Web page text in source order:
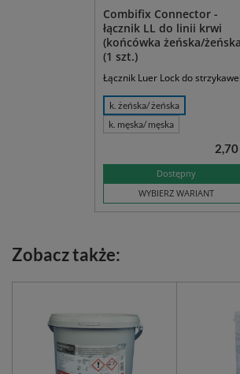
Combifix Connector -
łącznik LL do linii krwi
(końcówka żeńska/
(1 szt.)
Łącznik Luer Lock do
k. żeńska/ żeńska
k. męska/ męska
Dostępny
WYBIERZ WARIANT
2,70
Zobacz także: